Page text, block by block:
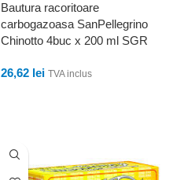
Bautura racoritoare
carbogazoasa SanPellegrino
Chinotto 4buc x 200 ml SGR
26,62 lei TVA inclus